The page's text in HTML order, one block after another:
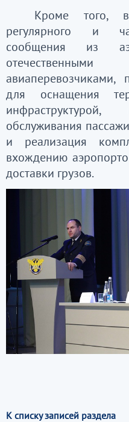
Кроме того,
регулярного и
сообщения из
авиаперевозчиками,
для оснащения
обслуживания
и реализация
вхождению
доставки грузов.
К списку записей раздела